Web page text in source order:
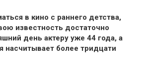
в кино с раннего детства,
известность достаточно
день актеру уже 44 года, а
насчитывает более тридцати